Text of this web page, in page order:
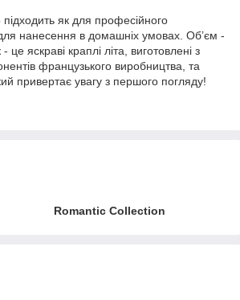
підходить як для професійного
нанесення в домашніх умовах. Об’єм -
це яскраві краплі літа, виготовлені з
французького виробництва, та
привертає увагу з першого погляду!
Romantic Collection